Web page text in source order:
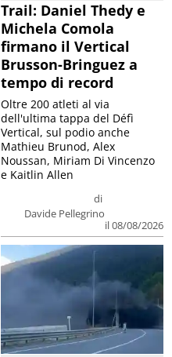
Trail: Daniel Thedy e
Michela Comola
firmano il Vertical
Brusson-Bringuez a
tempo di record
di
Davide Pellegrino
il 08/08/2026
Oltre 200 atleti al via
dell'ultima tappa del Défì
Vertical, sul podio anche
Mathieu Brunod, Alex
Noussan, Miriam Di Vincenzo
e Kaitlin Allen